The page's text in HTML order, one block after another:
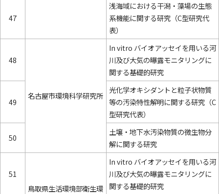
47
浅海域における干潟・藻場の生態
系機能に関する研究（C型研究代
表）
48
名古屋市環境科学研究所
In vitro バイオアッセイを用いる河
川及び大気の曝露モニタリングに
関する基礎的研究
49
光化学オキシダントと粒子状物質
等の汚染特性解明に関する研究（C
型研究代表）
50
土壌・地下水汚染物質の微生物分
解に関する研究
51
鳥取県生活環境部衛生環
In vitro バイオアッセイを用いる河
川及び大気の曝露モニタリングに
関する基礎的研究